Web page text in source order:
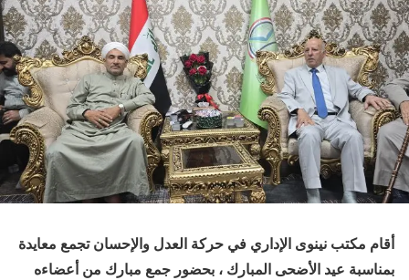
أقام مكتب نينوى الإداري في حركة العدل والإحسان تجمع معايدة
بمناسبة عيد الأضحى المبارك ، بحضور جمع مبارك من أعضاءه